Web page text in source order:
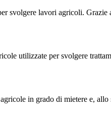
svolgere lavori agricoli.
utilizzate per svolgere
in grado di mietere e,